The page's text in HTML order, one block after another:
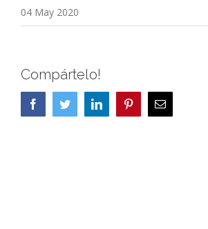
04 May 2020
Compártelo!
FacebookTwitterLinkedIn PinterestCorreo
electrónico